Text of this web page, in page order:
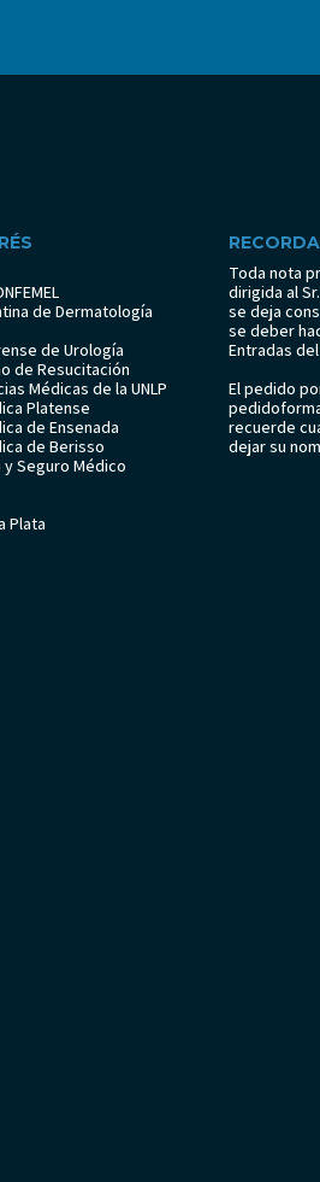
de Dermatología
de Urología
de Resucitación
Médicas de la UNLP
Platense
de Ensenada
de Berisso
Seguro Médico
Plata
Toda nota
dirigida al
se deja
se deber
Entradas
El pedido
recuerde
dejar su